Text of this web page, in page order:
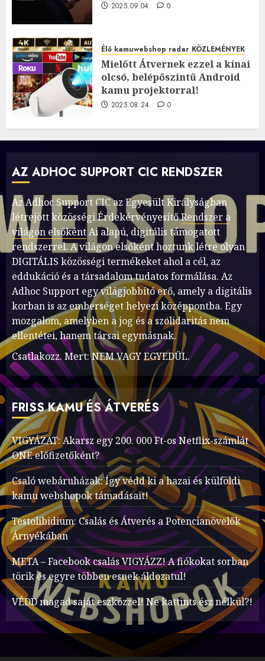
2025.09.04. 0
Élő kamuwebshop radar KÖZLEMÉNYEK
Mielőtt Átvernek ezzel a kínai
olcsó, belépőszintű Android
kamu projektorral!
2025.08.24. 0
AZ ADHOC SUPPORT CIC RENDSZER
Az Adhoc Support CIC az Egyesült Királyságban
létrejött közösségi ÉrdekérvényesítőRendszer a
világon elsőkéntAi alapú, digitális támogatott
rendszerrel. A világon elsőként hoztunk létre olyan
DIGITÁLIS közösségi termékeket ahol a cél, az
eddukáció és a társadalom tudatos formálása. Az
Adhoc Support egy világjobbító erő, amely a digitális
korban is az emberséget helyezi középpontba. Egy
mozgalom, amelyben a jog és a szolidaritás nem
ellentétei, hanem társai egymásnak.
Csatlakozz. Mert: NEM VAGY EGYEDÜL.
FRISS KAMU ÉS ÁTVERÉS
VIGYÁZAT: Akarsz egy 200. 000 Ft-os Netflix-számlát
ONE előfizetőként?
Csaló webáruházak: Így védd ki a hazai és külföldi
kamu webshopok támadásait!
Testolibidium: Csalás és Átverés a Potencianövelők
Árnyékában
META – Facebook csalás VIGYÁZZ! A fiókokat sorban
törik és egyre többen esnek áldozatul!
VÉDD magad saját eszközzel! Ne kattints ész nélkül?!